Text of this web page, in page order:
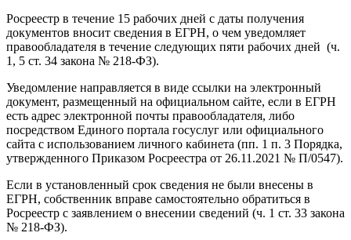
Росреестр в течение 15 рабочих дней с даты получения
документов вносит сведения в ЕГРН, о чем уведомляет
правообладателя в течение следующих пяти рабочих дней (ч.
1, 5 ст. 34 закона № 218-ФЗ).
Уведомление направляется в виде ссылки на электронный
документ, размещенный на официальном сайте, если в ЕГРН
есть адрес электронной почты правообладателя, либо
посредством Единого портала госуслуг или официального
сайта с использованием личного кабинета (пп. 1 п. 3 Порядка,
утвержденного Приказом Росреестра от 26.11.2021 № П/0547).
Если в установленный срок сведения не были внесены в
ЕГРН, собственник вправе самостоятельно обратиться в
Росреестр с заявлением о внесении сведений (ч. 1 ст. 33 закона
№ 218-ФЗ).